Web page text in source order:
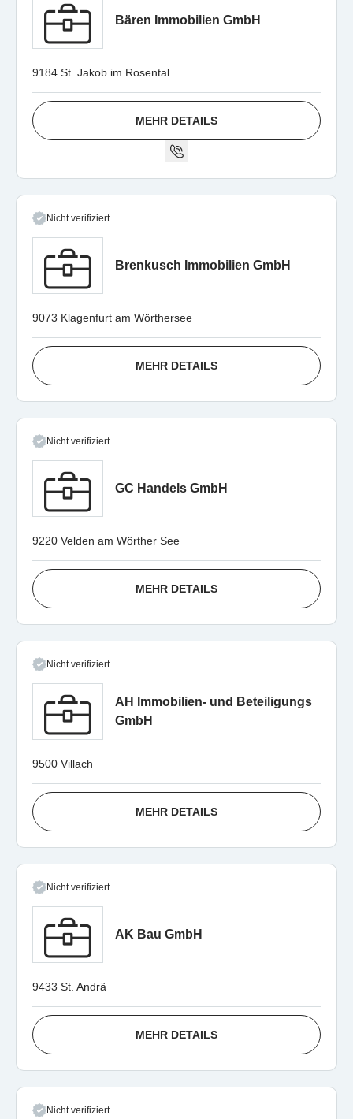
Bären Immobilien GmbH
9184 St. Jakob im Rosental
MEHR DETAILS
Nicht verifiziert
Brenkusch Immobilien GmbH
9073 Klagenfurt am Wörthersee
MEHR DETAILS
Nicht verifiziert
GC Handels GmbH
9220 Velden am Wörther See
MEHR DETAILS
Nicht verifiziert
AH Immobilien- und Beteiligungs
GmbH
9500 Villach
MEHR DETAILS
Nicht verifiziert
AK Bau GmbH
9433 St. Andrä
MEHR DETAILS
Nicht verifiziert